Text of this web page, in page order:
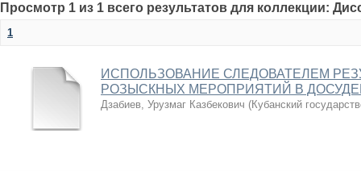
Просмотр 1 из 1 всего результатов для коллекции:
1
ИСПОЛЬЗОВАНИЕ СЛЕДОВАТЕЛЕМ
РОЗЫСКНЫХ МЕРОПРИЯТИЙ В
Дзабиев, Урузмаг Казбекович (Кубанский